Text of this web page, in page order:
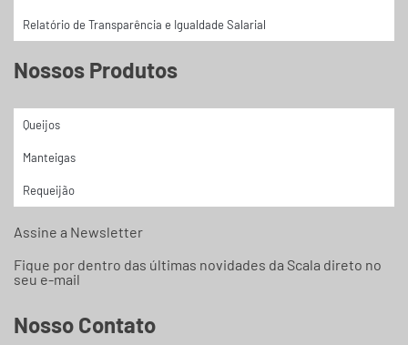
Relatório de Transparência e Igualdade Salarial
Nossos Produtos
Queijos
Manteigas
Requeijão
Assine a Newsletter
Fique por dentro das últimas novidades da Scala direto no
seu e-mail
Nosso Contato